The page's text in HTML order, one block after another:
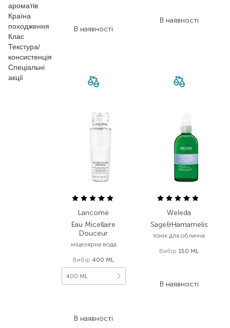
ароматів
Країна
походження
Клас
Текстура/
консистенція
Спеціальні
акції
В наявності
В наявності
Lancome
Eau Micellaire
Douceur
міцелярна вода
Вибір 400 ML
400 ML
В наявності
Weleda
Sage&Hamamelis
тонік для обличчя
Вибір 150 ML
В наявності